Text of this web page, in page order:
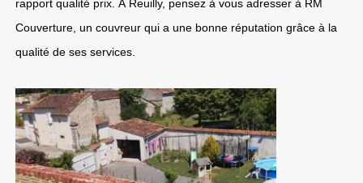
rapport qualité prix. À Reuilly, pensez à vous adresser à RM
Couverture, un couvreur qui a une bonne réputation grâce à la
qualité de ses services.